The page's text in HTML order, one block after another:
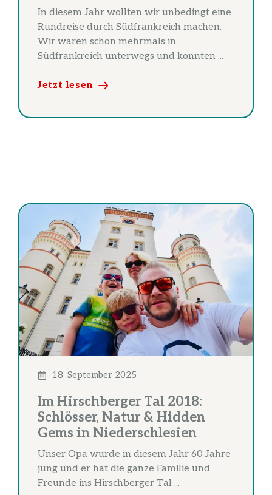
In diesem Jahr wollten wir unbedingt eine
Rundreise durch Südfrankreich machen.
Wir waren schon mehrmals in
Südfrankreich unterwegs und konnten ...
Jetzt lesen
18. September 2025
Im Hirschberger Tal 2018:
Schlösser, Natur & Hidden
Gems in Niederschlesien
Unser Opa wurde in diesem Jahr 60 Jahre
jung und er hat die ganze Familie und
Freunde ins Hirschberger Tal ...